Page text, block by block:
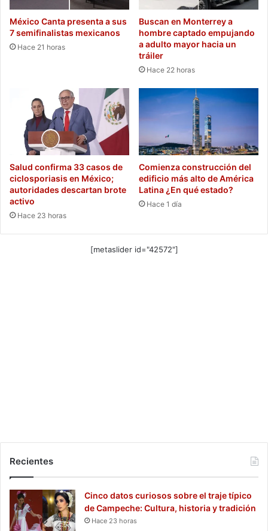
México Canta presenta a sus
7 semifinalistas mexicanos
Hace 21 horas
Buscan en Monterrey a
hombre captado empujando
a adulto mayor hacia un
tráiler
Hace 22 horas
Salud confirma 33 casos de
ciclosporiasis en México;
autoridades descartan brote
activo
Hace 23 horas
Comienza construcción del
edificio más alto de América
Latina ¿En qué estado?
Hace 1 día
[metaslider id="42572"]
Recientes
Cinco datos curiosos sobre el traje típico
de Campeche: Cultura, historia y tradición
Hace 23 horas